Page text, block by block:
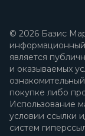
© 2026 Базис
информационный
является
и оказываемых
покупке либо
Использование
условии ссылки
систем